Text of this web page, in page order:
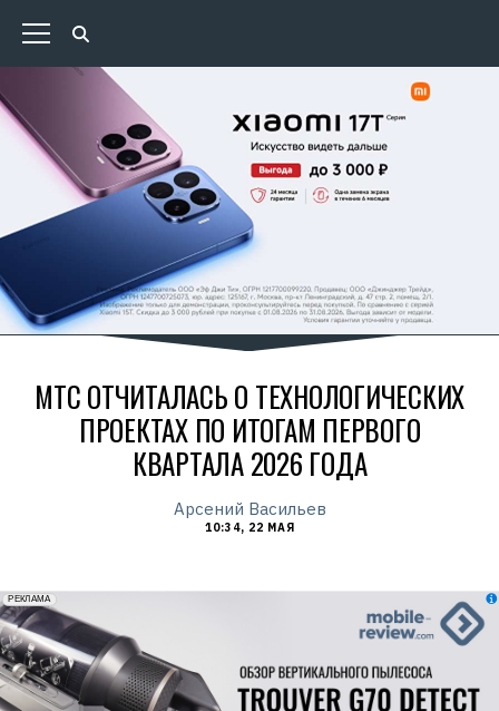
МТС ОТЧИТАЛАСЬ О ТЕХНОЛОГИЧЕСКИХ
ПРОЕКТАХ ПО ИТОГАМ ПЕРВОГО
КВАРТАЛА 2026 ГОДА
Арсений Васильев
10:34, 22 МАЯ
erid: 2VfnxxmNzs5
РЕКЛАМА